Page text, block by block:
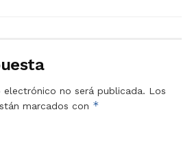
no será publicada. Los
marcados con *